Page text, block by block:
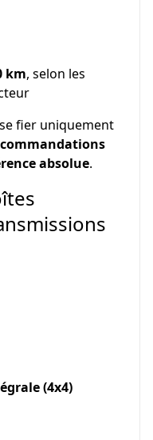
km, selon les
fier uniquement
absolue.
(4x4)